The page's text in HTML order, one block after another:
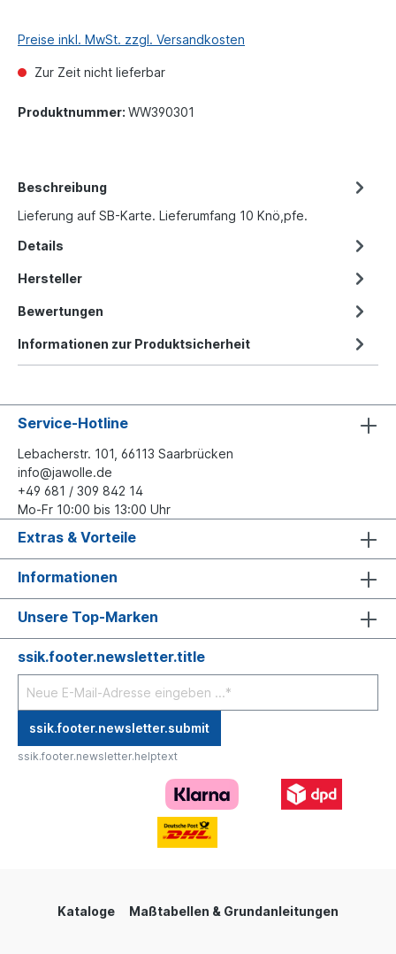
Preise inkl. MwSt. zzgl. Versandkosten
Zur Zeit nicht lieferbar
Produktnummer: WW390301
Beschreibung
Lieferung auf SB-Karte. Lieferumfang 10 Knö,pfe.
Details
Hersteller
Bewertungen
Informationen zur Produktsicherheit
Service-Hotline
Lebacherstr. 101, 66113 Saarbrücken
info@jawolle.de
+49 681 / 309 842 14
Mo-Fr 10:00 bis 13:00 Uhr
Extras & Vorteile
Informationen
Unsere Top-Marken
ssik.footer.newsletter.title
ssik.footer.newsletter.submit
ssik.footer.newsletter.helptext
Kataloge Maßtabellen & Grundanleitungen